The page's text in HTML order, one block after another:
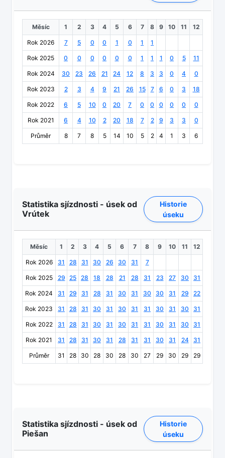
Měsíc 1 2 3 4 5 6 7 8 9 10 11 12
Rok 2026 7 5 0 0 1 0 1 1
Rok 2025 0 0 0 0 0 0 1 1 1 0 5 11
Rok 2024 30 23 26 21 24 12 8 3 3 0 4 0
Rok 2023 2 3 4 9 21 26 15 7 6 0 3 18
Rok 2022 6 5 10 0 20 7 0 0 0 0 0 0
Rok 2021 6 4 10 2 20 18 7 2 9 3 3 0
Průměr 8 7 8 5 14 10 5 2 4 1 3 6
Statistika sjízdnosti - úsek od
Vrútek
Historie
úseku
Měsíc 1 2 3 4 5 6 7 8 9 10 11 12
Rok 2026 31 28 31 30 26 30 31 7
Rok 2025 29 25 28 18 28 21 28 31 23 27 30 31
Rok 2024 31 29 31 28 31 30 31 30 30 31 29 22
Rok 2023 31 28 31 30 31 30 31 31 30 31 30 31
Rok 2022 31 28 31 30 31 30 31 31 30 31 30 31
Rok 2021 31 28 31 30 31 28 31 31 30 31 24 31
Průměr 31 28 30 28 30 28 30 27 29 30 29 29
Statistika sjízdnosti - úsek od
Piešan
Historie
úseku